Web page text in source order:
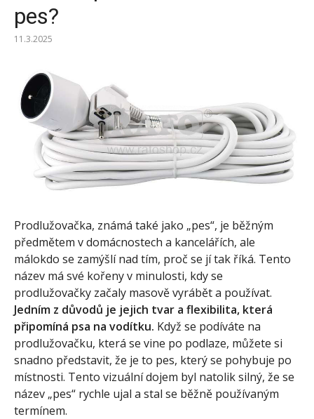
pes?
11.3.2025
Prodlužovačka, známá také jako „pes“, je běžným
předmětem v domácnostech a kancelářích, ale
málokdo se zamýšlí nad tím, proč se jí tak říká. Tento
název má své kořeny v minulosti, kdy se
prodlužovačky začaly masově vyrábět a používat.
Jedním z důvodů je jejich tvar a flexibilita, která
připomíná psa na vodítku. Když se podíváte na
prodlužovačku, která se vine po podlaze, můžete si
snadno představit, že je to pes, který se pohybuje po
místnosti. Tento vizuální dojem byl natolik silný, že se
název „pes“ rychle ujal a stal se běžně používaným
termínem.